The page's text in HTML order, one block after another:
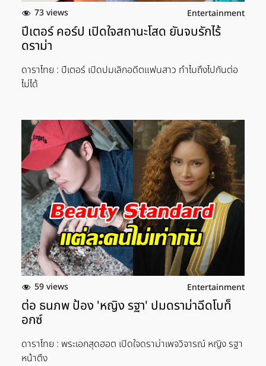
73 views Entertainment
ปีเตอร์ คอร์ป เปิดใจสถานะโสด ยันจบรักไร้
ดราม่า
ดาราไทย : ปีเตอร์ เปิดปมเลิกอดีตแฟนสาว ทำไมถึงไปกันต่อ
ไม่ได้
59 views Entertainment
ต่อ ธนภพ ป้อง 'หญิง รฐา' ปมดราม่าฉีดโบท็
อกซ์
ดาราไทย : พระเอกสุดฮอต เปิดใจดราม่าเพจวิจารณ์ หญิง รฐา
หน้าตึง